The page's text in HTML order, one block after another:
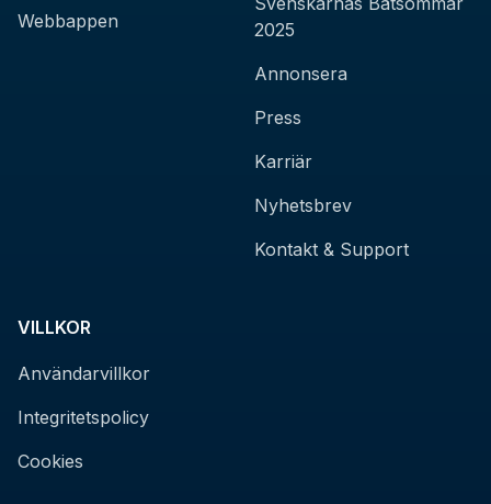
Webbappen
2025
Annonsera
Press
Karriär
Nyhetsbrev
Kontakt & Support
VILLKOR
Användarvillkor
Integritetspolicy
Cookies